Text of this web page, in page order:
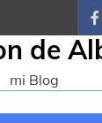
de
mi Blog